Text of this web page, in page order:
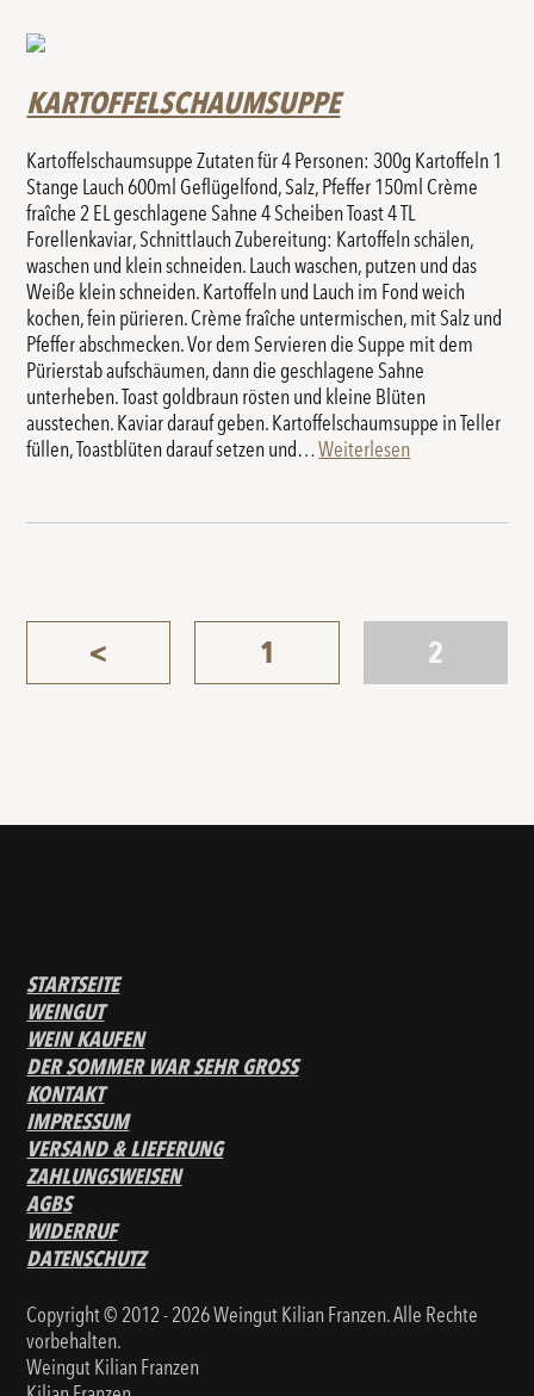
KARTOFFELSCHAUMSUPPE
Kartoffelschaumsuppe Zutaten für 4 Personen: 300g Kartoffeln 1
Stange Lauch 600ml Geflügelfond, Salz, Pfeffer 150ml Crème
fraîche 2 EL geschlagene Sahne 4 Scheiben Toast 4 TL
Forellenkaviar, Schnittlauch Zubereitung: Kartoffeln schälen,
waschen und klein schneiden. Lauch waschen, putzen und das
Weiße klein schneiden. Kartoffeln und Lauch im Fond weich
kochen, fein pürieren. Crème fraîche untermischen, mit Salz und
Pfeffer abschmecken. Vor dem Servieren die Suppe mit dem
Pürierstab aufschäumen, dann die geschlagene Sahne
unterheben. Toast goldbraun rösten und kleine Blüten
ausstechen. Kaviar darauf geben. Kartoffelschaumsuppe in Teller
füllen, Toastblüten darauf setzen und…Weiterlesen
< 1 2
STARTSEITE
WEINGUT
WEIN KAUFEN
DER SOMMER WAR SEHR GROSS
KONTAKT
IMPRESSUM
VERSAND & LIEFERUNG
ZAHLUNGSWEISEN
AGBS
WIDERRUF
DATENSCHUTZ
Copyright © 2012 - 2026 Weingut Kilian Franzen. Alle Rechte
vorbehalten.
Weingut Kilian Franzen